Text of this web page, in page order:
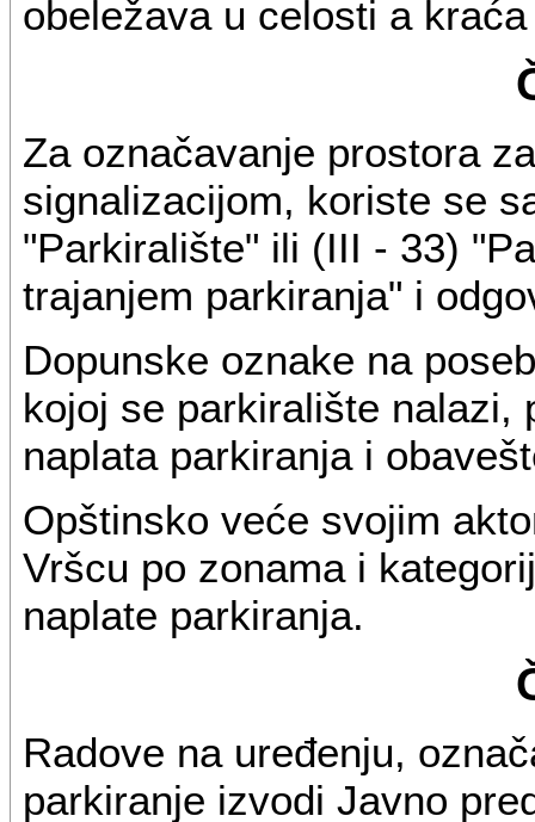
obeležava u celosti a
Za označavanje prostora
signalizacijom, koriste se
"Parkiralište" ili (III - 33)
trajanjem parkiranja" i
Dopunske oznake na
kojoj se parkiralište nalazi,
naplata parkiranja i
Opštinsko veće svojim
Vršcu po zonama i
naplate parkiranja.
Radove na uređenju,
parkiranje izvodi Javno